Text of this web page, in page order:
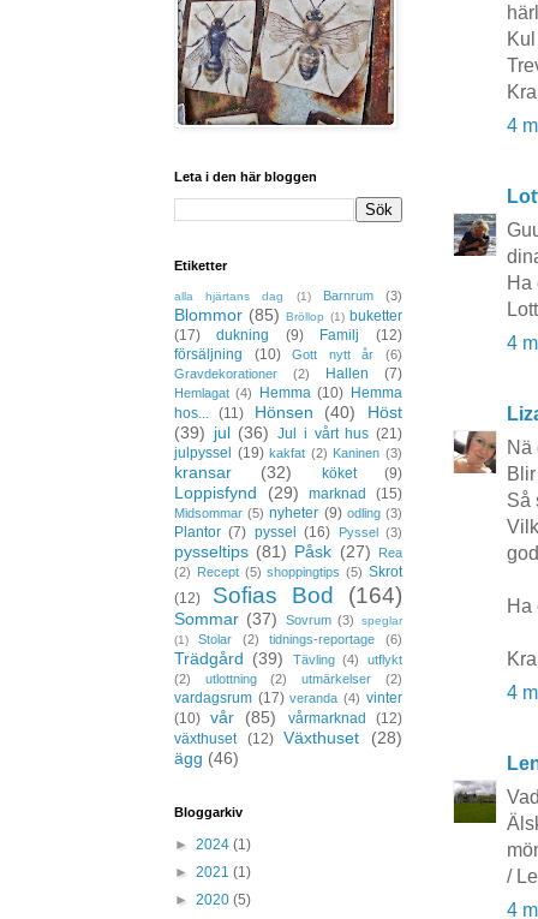
4
Ha
4
Nä
Så
Ha
4
/
4
Leta i den här bloggen
Etiketter
alla hjärtans dag (1) Barnrum (3)
Blommor (85) Bröllop (1) buketter
(17)
dukning (9) Familj
(12)
försäljning
(10) Gott nytt år
(6)
Gravdekorationer
(2) Hallen (7)
Hemlagat (4) Hemma (10) Hemma
hos...
(11) Hönsen (40)
Höst
(39) jul (36) Jul i vårt hus (21)
julpyssel
(19) kakfat (2) Kaninen (3)
kransar (32) köket (9)
Loppisfynd (29) marknad (15)
Midsommar (5) nyheter (9) odling (3)
Plantor (7) pyssel (16) Pyssel (3)
pysseltips (81) Påsk (27)
Rea
(2) Recept (5) shoppingtips (5) Skrot
(12)
Sofias Bod (164)
Sommar (37) Sovrum (3)
speglar
(1)
Stolar (2) tidnings-reportage (6)
Trädgård (39) Tävling (4)
utflykt
(2)
utlottning (2) utmärkelser (2)
vardagsrum (17) veranda (4) vinter
(10) vår (85) vårmarknad
(12)
växthuset
(12) Växthuset
(28)
ägg (46)
Bloggarkiv
► 2024 (1)
► 2021 (1)
► 2020 (5)